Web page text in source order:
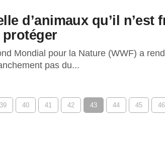
d’animaux qu’il n’est
Mondial pour la Nature (WWF) a
pas du...
39 40 41 42 43 44 45 46